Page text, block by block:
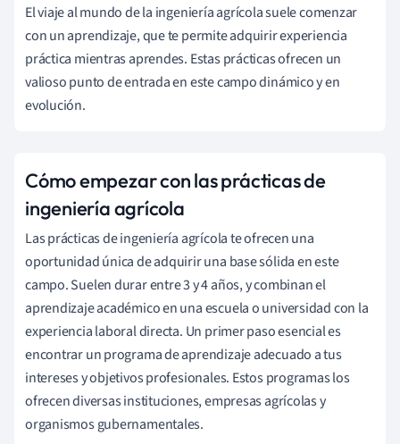
El viaje al mundo de la ingeniería agrícola suele comenzar
con un aprendizaje, que te permite adquirir experiencia
práctica mientras aprendes. Estas prácticas ofrecen un
valioso punto de entrada en este campo dinámico y en
evolución.
Cómo empezar con las prácticas de
ingeniería agrícola
Las prácticas de ingeniería agrícola te ofrecen una
oportunidad única de adquirir una base sólida en este
campo. Suelen durar entre 3 y 4 años, y combinan el
aprendizaje académico en una escuela o universidad con la
experiencia laboral directa. Un primer paso esencial es
encontrar un programa de aprendizaje adecuado a tus
intereses y objetivos profesionales. Estos programas los
ofrecen diversas instituciones, empresas agrícolas y
organismos gubernamentales.